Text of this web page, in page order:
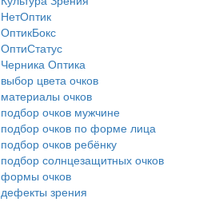
НетОптик
ОптикБокс
ОптиСтатус
Черника Оптика
выбор цвета очков
материалы очков
подбор очков мужчине
подбор очков по форме лица
подбор очков ребёнку
подбор солнцезащитных очков
формы очков
дефекты зрения